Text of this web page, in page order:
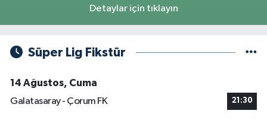
Detaylar için tıklayın
Süper Lig Fikstür
14 Ağustos, Cuma
Galatasaray - Çorum FK
21:30